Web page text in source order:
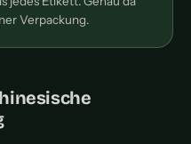
Verpackung.